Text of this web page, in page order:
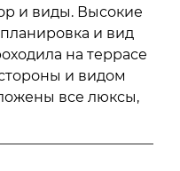
и виды. Высокие
и вид
на террасе
и видом
все люксы,